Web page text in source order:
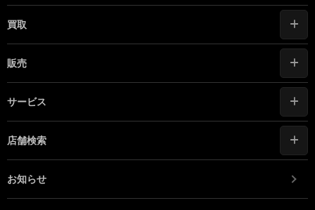
買取
販売
サービス
店舗検索
お知らせ